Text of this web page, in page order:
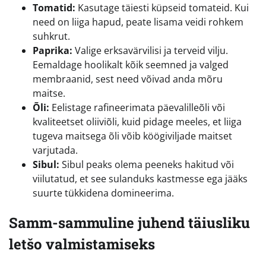
Tomatid: Kasutage täiesti küpseid tomateid. Kui
need on liiga hapud, peate lisama veidi rohkem
suhkrut.
Paprika: Valige erksavärvilisi ja terveid vilju.
Eemaldage hoolikalt kõik seemned ja valged
membraanid, sest need võivad anda mõru
maitse.
Õli: Eelistage rafineerimata päevalilleõli või
kvaliteetset oliiviõli, kuid pidage meeles, et liiga
tugeva maitsega õli võib köögiviljade maitset
varjutada.
Sibul: Sibul peaks olema peeneks hakitud või
viilutatud, et see sulanduks kastmesse ega jääks
suurte tükkidena domineerima.
Samm-sammuline juhend täiusliku
letšo valmistamiseks